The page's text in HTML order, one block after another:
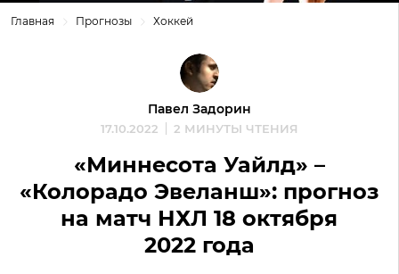
Главная Прогнозы Хоккей
Павел Задорин
17.10.2022 2 МИНУТЫ ЧТЕНИЯ
«Миннесота Уайлд» –
«Колорадо Эвеланш»: прогноз
на матч НХЛ 18 октября
2022 года